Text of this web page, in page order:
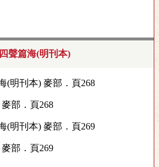
四聲篇海(明刊本)
麥部．頁268
麥部．頁269